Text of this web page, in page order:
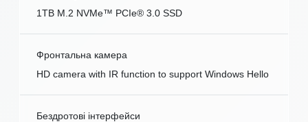
1TB M.2 NVMe™ PCIe® 3.0 SSD
Фронтальна камера
HD camera with IR function to support Windows Hello
Бездротові інтерфейси